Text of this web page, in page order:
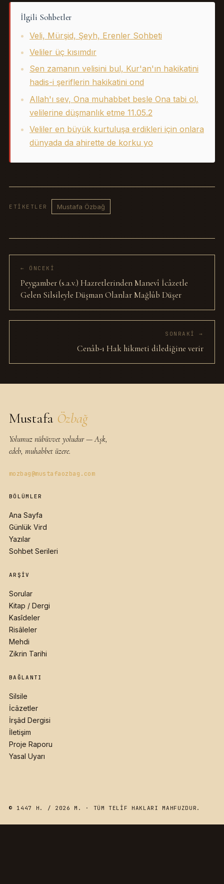
İlgili Sohbetler
Veli, Mürşid, Şeyh, Erenler Sohbeti
Veliler üç kısımdır
Sen zamanın velisini bul, Kur'an'ın hakikatini
hadis-i şeriflerin hakikatini ond
Allah'ı sev, Ona muhabbet besle Ona tabi ol,
velilerine düşmanlık etme 11.05.2
Veliler en büyük kurtuluşa erdikleri için onlara
dünyada da ahirette de korku yo
ETIKETLER Mustafa Özbağ
← ÖNCEKI
Peygamber (s.a.v.) Hazretlerinden Manevî İcâzetle
Gelen Silsileyle Düşman Olanlar Mağlûb Düşer
SONRAKI →
Cenâb-ı Hak hikmeti dilediğine verir
Mustafa Özbağ
Yolumuz nübüvvet yoludur — Aşk,
edeb, muhabbet üzere.
mozbag@mustafaozbag.com
BÖLÜMLER
Ana Sayfa
Günlük Vird
Yazılar
Sohbet Serileri
ARŞIV
Sorular
Kitap / Dergi
Kasîdeler
Risâleler
Mehdi
Zikrin Tarihi
BAĞLANTI
Silsile
İcâzetler
İrşâd Dergisi
İletişim
Proje Raporu
Yasal Uyarı
© 1447 H. / 2026 M. · TÜM TELIF HAKLARI MAHFUZDUR.